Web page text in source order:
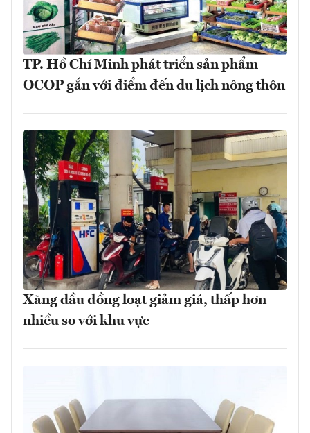
TP. Hồ Chí Minh phát triển sản phẩm
OCOP gắn với điểm đến du lịch nông thôn
Xăng dầu đồng loạt giảm giá, thấp hơn
nhiều so với khu vực